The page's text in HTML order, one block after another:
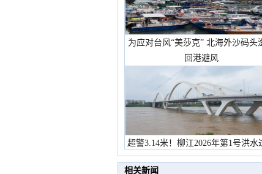
为应对台风“美莎克” 北海外沙码头
回港避风
超警3.14米！柳江2026年第1号洪水
市民在堤岸见证汛况
相关新闻